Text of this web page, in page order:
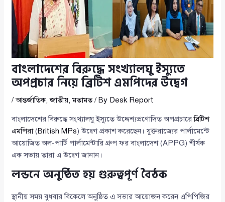
বাংলাদেশের বিরুদ্ধে সংখ্যালঘু ইস্যুতে
অপপ্রচার নিয়ে ব্রিটিশ এমপিদের উদ্বেগ
/আন্তর্জাতিক,জাতীয়,মতামত/ By Desk Report
বাংলাদেশের বিরুদ্ধে সংখ্যালঘু ইস্যুতে উদ্দেশ্যপ্রণোদিত অপপ্রচারেব্রিটিশ
এমপিরা(British MPs) উদ্বেগ প্রকাশ করেছেন। যুক্তরাজ্যের পার্লামেন্টে
আয়োজিত অল-পার্টি পার্লামেন্টারি গ্রুপ ফর বাংলাদেশ (APPG) শীর্ষক
এক সভায় তারা এ উদ্বেগ জানান।
লন্ডনে অনুষ্ঠিত হয় গুরুত্বপূর্ণ বৈঠক
স্থানীয় সময় বুধবার বিকেলে অনুষ্ঠিত এ সভার আয়োজন করেন এপিপিজির